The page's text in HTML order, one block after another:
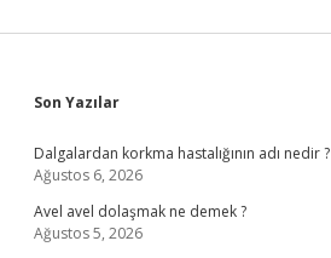
Sidebar
Son Yazılar
Dalgalardan korkma hastalığının adı nedir ?
Ağustos 6, 2026
Avel avel dolaşmak ne demek ?
Ağustos 5, 2026